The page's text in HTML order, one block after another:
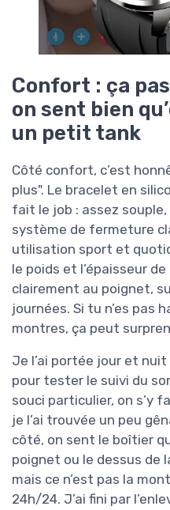
Confort : ça
on sent bien
un petit tank
Côté confort, c’est
plus". Le bracelet en
fait le job : assez
système de fermeture
utilisation sport et
le poids et l’épaisseur
clairement au poignet,
journées. Si tu n’es pas
montres, ça peut
Je l’ai portée jour et
pour tester le suivi du
souci particulier, on s’y
je l’ai trouvée un peu
côté, on sent le boîtier
poignet ou le dessus de
mais ce n’est pas la
24h/24. J’ai fini par